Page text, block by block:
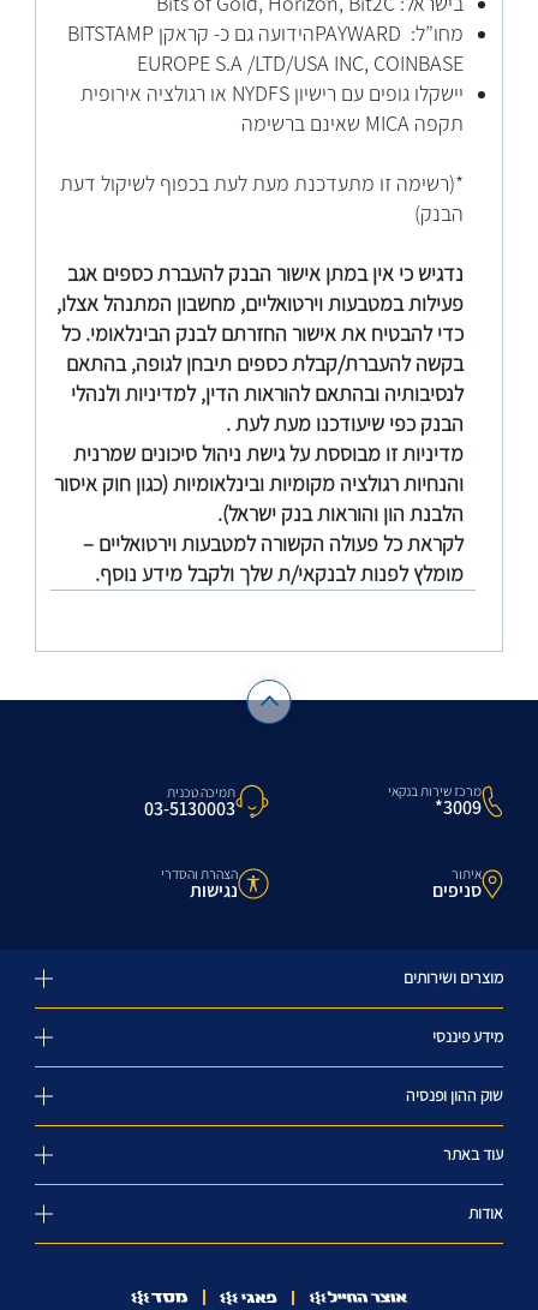
מחו”ל: PAYWARDהידועה גם כ- קראקן BITSTAMP
EUROPE S.A /LTD/USA INC, COINBASE
יישקלו גופים עם רישיון NYDFS או רגולציה אירופית
תקפה MICA שאינם ברשימה
*(רשימה זו מתעדכנת מעת לעת בכפוף לשיקול דעת
הבנק)
נדגיש כי אין במתן אישור הבנק להעברת כספים אגב
פעילות במטבעות וירטואליים, מחשבון המתנהל אצלו,
כדי להבטיח את אישור החזרתם לבנק הבינלאומי. כל
בקשה להעברת/קבלת כספים תיבחן לגופה, בהתאם
לנסיבותיה ובהתאם להוראות הדין, למדיניות ולנהלי
הבנק כפי שיעודכנו מעת לעת .
מדיניות זו מבוססת על גישת ניהול סיכונים שמרנית
והנחיות רגולציה מקומיות ובינלאומיות (כגון חוק איסור
הלבנת הון והוראות בנק ישראל).
לקראת כל פעולה הקשורה למטבעות וירטואליים –
מומלץ לפנות לבנקאי/ת שלך ולקבל מידע נוסף.
מרכז שירות בנקאי
3009*
תמיכה טכנית
03-5130003
איתור
סניפים
הצהרת והסדרי
נגישות
מוצרים ושירותים
מידע פיננסי
שוק ההון ופנסיה
עוד באתר
אודות